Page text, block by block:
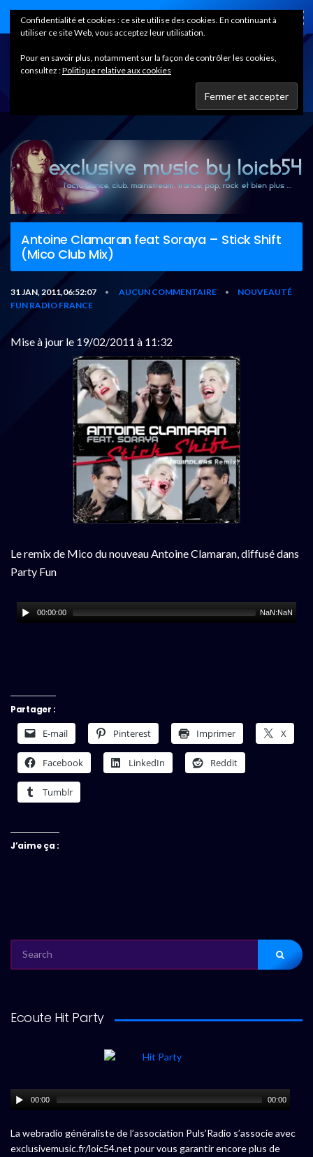
Home
Antoine Clamaran feat Soraya – Stick Shift
(Mico Club Mix)
31 JAN, 2011,06:52:07 • AUCUN COMMENTAIRE •
NOUVEAUTÉ
FUN RADIO FRANCE
Mise à jour le 19/02/2011 à 11:32
Le remix de Mico du nouveau Antoine Clamaran, diffusé dans
Party Fun
00:00:00 NaN:NaN
Partager :
E-mail Pinterest Imprimer X
Facebook LinkedIn Reddit
Tumblr
J’aime ça :
FOR:
Ecoute Hit Party
00:00 00:00
La webradio généraliste de l’association Puls’Radio s’associe avec
exclusivemusic.fr/loic54.net pour vous garantir encore plus de
Confidentialité et cookies : ce site utilise des cookies. En continuant à
utiliser ce site Web, vous acceptez leur utilisation.
Pour en savoir plus, notamment sur la façon de contrôler les cookies,
consultez :Politique relative aux cookies